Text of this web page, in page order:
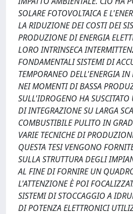
SOLARE FOTOVOLTAICA E
LA RIDUZIONE DEI COSTI DEI
PRODUZIONE DI ENERGIA
LORO INTRINSECA
FONDAMENTALI SISTEMI DI
TEMPORANEO DELL'ENERGIA
NEI MOMENTI DI BASSA
SULL'IDROGENO HA SUSCITATO
DI INTEGRAZIONE SU LARGA
COMBUSTIBILE PULITO IN
VARIE TECNICHE DI
QUESTA TESI VENGONO
SULLA STRUTTURA DEGLI
AL FINE DI FORNIRE UN
L'ATTENZIONE È POI
SISTEMI DI STOCCAGGIO A
DI POTENZA ELETTRONICI